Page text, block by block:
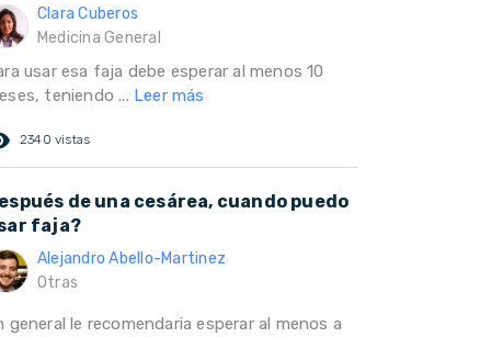
Clara Cuberos
Medicina General
usar esa faja debe esperar al menos 10
teniendo ... Leer más
2340 vistas
de una cesárea, cuando puedo
faja?
Alejandro Abello-Martinez
Otras
general le recomendaria esperar al menos a